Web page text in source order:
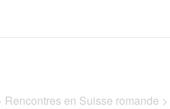
Rencontres en Suisse romande >